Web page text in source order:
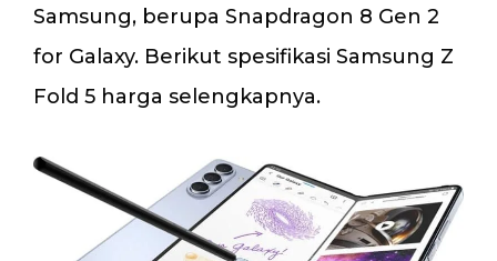
Samsung, berupa Snapdragon 8 Gen 2
for Galaxy. Berikut spesifikasi Samsung Z
Fold 5 harga selengkapnya.